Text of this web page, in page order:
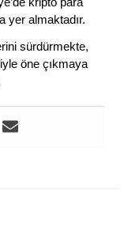
yer almaktadır.
sürdürmekte,
öne çıkmaya